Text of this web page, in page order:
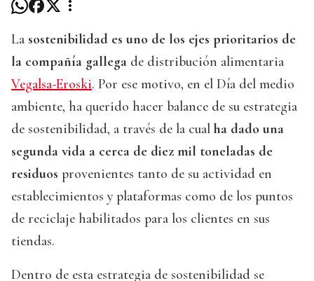
La sostenibilidad es uno de los ejes prioritarios de
la compañía gallega de distribución alimentaria
Vegalsa-Eroski. Por ese motivo, en el Día del medio
ambiente, ha querido hacer balance de su estrategia
de sostenibilidad, a través de la cual ha dado una
segunda vida a cerca de diez mil toneladas de
residuos provenientes tanto de su actividad en
establecimientos y plataformas como de los puntos
de reciclaje habilitados para los clientes en sus
tiendas.
Dentro de esta estrategia de sostenibilidad se